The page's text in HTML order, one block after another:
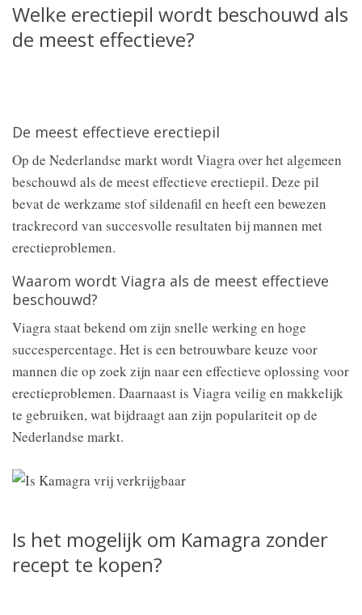
Welke erectiepil wordt beschouwd als
de meest effectieve?
De meest effectieve erectiepil
Op de Nederlandse markt wordt Viagra over het algemeen
beschouwd als de meest effectieve erectiepil. Deze pil
bevat de werkzame stof sildenafil en heeft een bewezen
trackrecord van succesvolle resultaten bij mannen met
erectieproblemen.
Waarom wordt Viagra als de meest effectieve
beschouwd?
Viagra staat bekend om zijn snelle werking en hoge
succespercentage. Het is een betrouwbare keuze voor
mannen die op zoek zijn naar een effectieve oplossing voor
erectieproblemen. Daarnaast is Viagra veilig en makkelijk
te gebruiken, wat bijdraagt aan zijn populariteit op de
Nederlandse markt.
Is het mogelijk om Kamagra zonder
recept te kopen?